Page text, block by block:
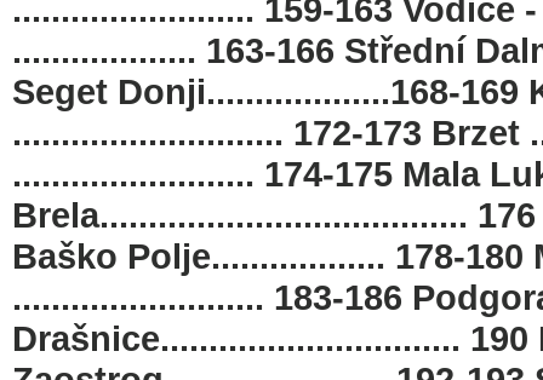
......................... 159-163 Vodice
................... 163-166 Střední
Seget Donji...................168-169
............................ 172-173 Brzet
......................... 174-175 Mala
Brela......................................
Baško Polje.................. 178-180
.......................... 183-186
Drašnice...............................